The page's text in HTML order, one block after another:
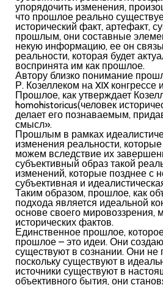
упорядочить изменения,
что прошлое реально
исторический факт, артефакт,
прошлым, они составные
некую информацию, ее он
реальности, которая будет
воспринята им как прошлое.
Автору близко понимание
Р. Козеллеком на XIX
Прошлое, как утверж­дает
homohistoricus(человек
делает его познаваемым,
смысл».
Прошлым в рамках
изменения реальности,
можем вследствие их
субъективный образ такой
изменений, которые позднее с
субъективная и
Таким образом, прошлое, как
подхода является идеальной
основе своего мировоззрения,
исторических фактов.
Единственное прошлое,
прошлое – это идеи. Они
существуют в сознании. Они
поскольку существуют в
источники существуют в
объективного бытия, они